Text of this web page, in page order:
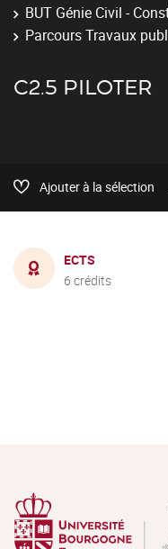
BUT Génie Civil -
Parcours Travaux
C2.5 PILOTER
Ajouter à la sélection
ECTS
6 crédits